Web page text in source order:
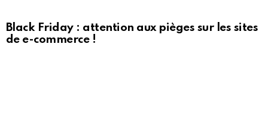
Black Friday : attention aux pièges sur les sites
de e-commerce !